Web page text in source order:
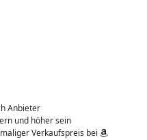
Anbieter
und höher sein
Verkaufspreis bei